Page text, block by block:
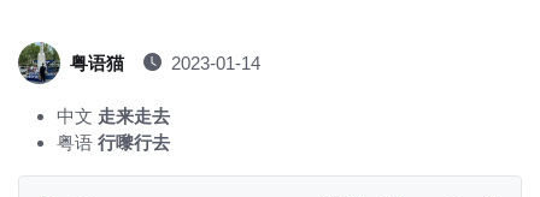
粤语猫 2023-01-14
中文 走来走去
粤语 行嚟行去